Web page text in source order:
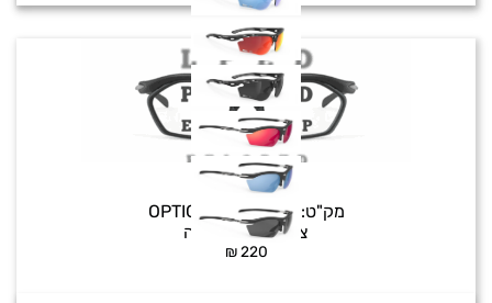
RX DOCK
מק"ט: OPTICAL DOCK FP
צבע:עיניות ראייה
₪220